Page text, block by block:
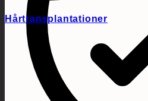
Hårtransplantationer